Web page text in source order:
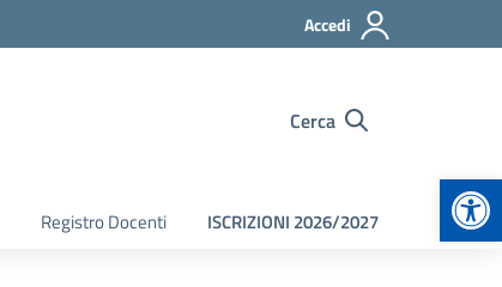
Accedi
Cerca
Registro Docenti ISCRIZIONI 2026/2027